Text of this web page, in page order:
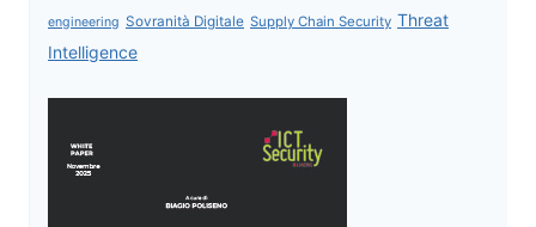
engineering Sovranità Digitale Supply Chain Security Threat
Intelligence